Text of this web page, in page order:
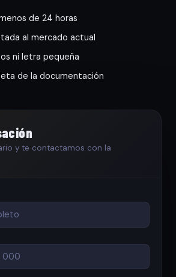
de 24 horas
al mercado actual
ni letra pequeña
de la documentación
y te contactamos con la